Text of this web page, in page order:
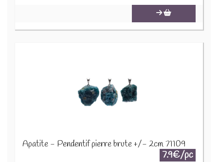
Apatite - Pendentif pierre brute +/- 2cm 71109
7.9€/pc